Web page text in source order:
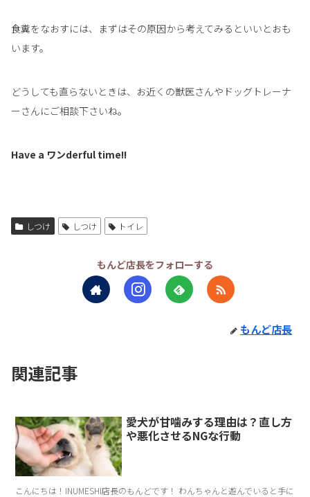
食糞をなおすには、まずはその原因から考えてみるといいとおも
います。
どうしても直らないときは、お近くの獣医さんやドッグトレーナ
ーさんにご相談下さいね。
Have a ワンderful time!!
しつけ しつけ トイレ
もんど店長をフォローする
もんど店長
関連記事
愛犬が甘噛みする理由は？直し方
や悪化させるNGな行動
こんにちは！INUMESHI店長のもんどです！ わんちゃんと遊んでいると手に